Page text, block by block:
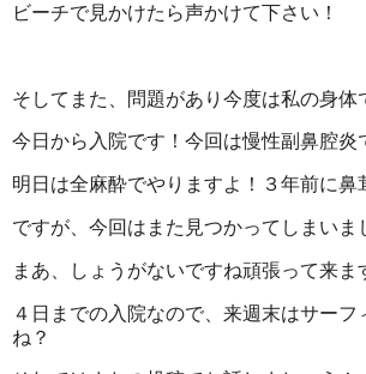
ビーチで見かけたら声かけて下さい！
そしてまた、問題があり今度は私の身体
今日から入院です！今回は慢性副鼻腔炎
明日は全麻酔でやりますよ！３年前に鼻
ですが、今回はまた見つかってしまいま
まあ、しょうがないですね頑張って来ま
４日までの入院なので、来週末はサーフ
ね？